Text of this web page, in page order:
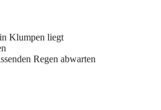
Klumpen liegt
Regen abwarten